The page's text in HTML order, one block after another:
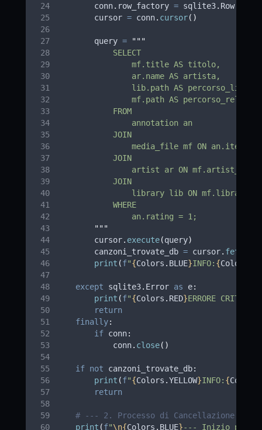
        conn
. row_factory = sqlite3. Row
        cursor
= conn. cursor()
        query
=
"""
            SELECT
                mf.title AS titolo,
                ar.name AS artista,
lib.path AS
mf.path AS
            FROM
                annotation an
            JOIN
media_file mf ON an.item_id
            JOIN
artist ar ON mf.artist_id =
            JOIN
library lib ON
            WHERE
                an.rating = 1;
"""
        cursor
. execute(query)
        canzoni_trovate_db
= cursor.
print (f"{Colors . BLUE}INFO: {Colors
except sqlite3. Error as e:
print (f"{Colors . RED}ERRORE CRITICO:
return
finally:
if conn:
            conn
. close()
if not canzoni_trovate_db:
print (f"{Colors .YELLOW}INFO: {Colors
return
# --- 2. Processo di Cancellazione e
print (f"\n{Colors . BLUE}--- Inizio